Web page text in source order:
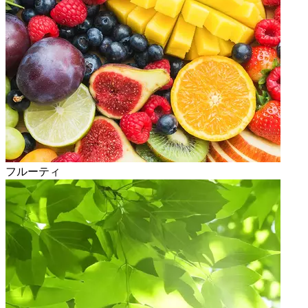
フルーティ